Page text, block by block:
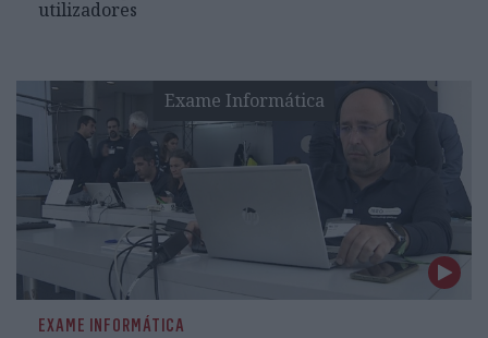
utilizadores
Exame Informática
EXAME INFORMÁTICA